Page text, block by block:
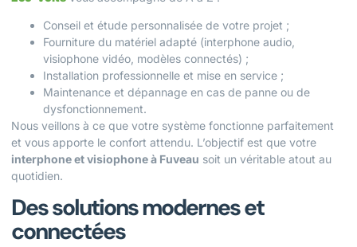
Conseil et étude personnalisée de votre projet ;
Fourniture du matériel adapté (interphone audio,
visiophone vidéo, modèles connectés) ;
Installation professionnelle et mise en service ;
Maintenance et dépannage en cas de panne ou de
dysfonctionnement.
Nous veillons à ce que votre système fonctionne parfaitement
et vous apporte le confort attendu. L’objectif est que votre
interphone et visiophone à Fuveau soit un véritable atout au
quotidien.
Des solutions modernes et
connectées